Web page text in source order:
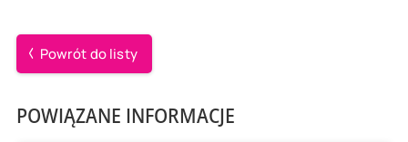
Powrót do listy
POWIĄZANE INFORMACJE